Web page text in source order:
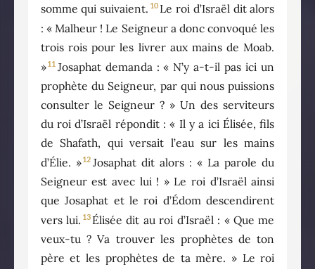
somme qui suivaient. 10 Le roi d’Israël dit alors
: « Malheur ! Le Seigneur a donc convoqué les
trois rois pour les livrer aux mains de Moab.
»11 Josaphat demanda : « N’y a-t-il pas ici un
prophète du Seigneur, par qui nous puissions
consulter le Seigneur ? » Un des serviteurs
du roi d’Israël répondit : « Il y a ici Élisée, fils
de Shafath, qui versait l’eau sur les mains
d’Élie. »12 Josaphat dit alors : « La parole du
Seigneur est avec lui ! » Le roi d’Israël ainsi
que Josaphat et le roi d’Édom descendirent
vers lui. 13 Élisée dit au roi d’Israël : « Que me
veux-tu ? Va trouver les prophètes de ton
père et les prophètes de ta mère. » Le roi